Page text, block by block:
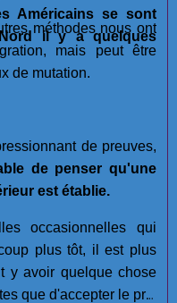
Américains se sont
il y a quelques
méthodes nous ont
mais peut être
de mutation.
de preuves,
de penser qu'une
est établie.
occasionnelles qui
plus tôt, il est plus
y avoir quelque chose
que d'accepter le prix